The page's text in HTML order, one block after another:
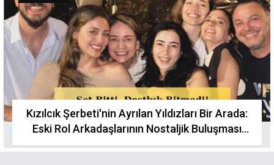
Kızılcık Şerbeti'nin Ayrılan Yıldızları Bir Arada:
Eski Rol Arkadaşlarının Nostaljik Buluşması
Sosyal Medyayı Salladı